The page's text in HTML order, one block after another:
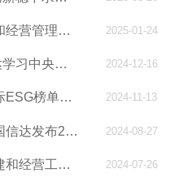
中国信达召开2025年党建和经营管理工作会议 2025-01-24
中国信达党委召开会议传达学习中央经济工作会议精神 研究部署贯彻落实举措 2024-12-16
中国信达荣获2024香港国际ESG榜单年度评选“最佳ESG信息披露奖” 2024-11-13
凝心聚力 奋发进取——中国信达发布2024年中期业绩 2024-08-27
中国信达召开2024年中党建和经营工作会议 2024-07-26